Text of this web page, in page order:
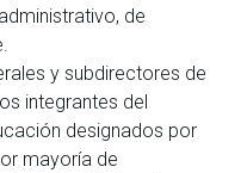
de
y subdirectores de
integrantes del
designados por
mayoría de